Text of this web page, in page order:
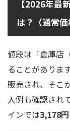
【2026年最
は？（通常価
値段は「倉庫店
ることがありま
販売され、そこ
入例も確認され
インでは3,178円